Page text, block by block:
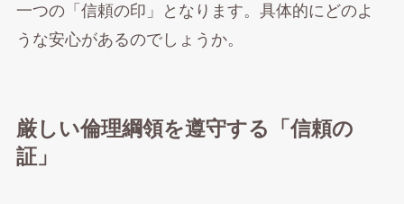
一つの「信頼の印」となります。具体的にどのよ
うな安心があるのでしょうか。
厳しい倫理綱領を遵守する「信頼の
証」